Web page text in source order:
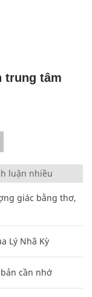
trung tâm
luận nhiều
giác bằng thơ,
Lý Nhã Kỳ
cần nhớ